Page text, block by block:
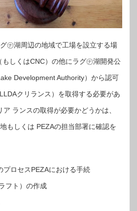
㋤湖周辺の地域で工場を設立する場
しくはCNC）の他にラグ㋤湖開発公
Development Authority）から認可
クリランス）を取得する必要があ
ランスの取得が必要かどうかは、
もしくは PEZAの担当部署に確認を
プロセスPEZAにおける手続
フト）の作成